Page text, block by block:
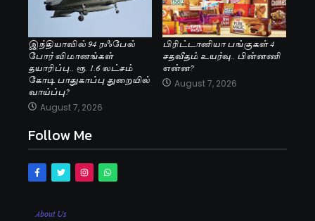
இந்தியாவில் 94 ரஃபேல்
போர் விமானங்கள்
தயாரிப்பு.. ரூ. 1.6 லட்சம்
கோடி பாதுகாப்பு துறையில்
வாய்ப்பு?
August 7, 2026
பிரிட்டானியா பங்குகள் 4
சதவீதம் உயர்வு.. பின்னணி
என்ன?
August 7, 2026
Follow Me
About Us